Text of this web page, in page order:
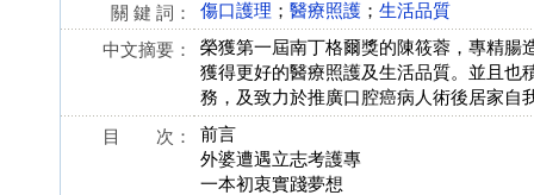
關 鍵 詞：
傷口護理 ； 醫療照護 ； 生活品質
中文摘要：
榮獲第一屆南丁格爾獎的陳筱蓉，專精腸
獲得更好的醫療照護及生活品質。並且也
務，及致力於推廣口腔癌病人術後居家自
目 次：
前言
外婆遭遇立志考護專
一本初衷實踐夢想